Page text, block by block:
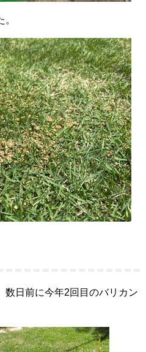
数日前に今年2回目のバリカン